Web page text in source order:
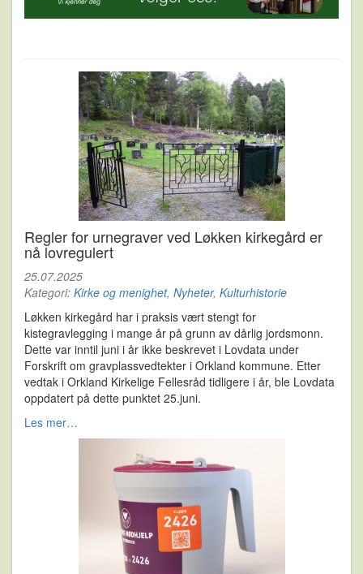
Regler for urnegraver ved Løkken kirkegård er
nå lovregulert
25.07.2025
Kategori: Kirke og menighet, Nyheter, Kulturhistorie
Løkken kirkegård har i praksis vært stengt for
kistegravlegging i mange år på grunn av dårlig jordsmonn.
Dette var inntil juni i år ikke beskrevet i Lovdata under
Forskrift om gravplassvedtekter i Orkland kommune. Etter
vedtak i Orkland Kirkelige Fellesråd tidligere i år, ble Lovdata
oppdatert på dette punktet 25.juni.
Les mer…